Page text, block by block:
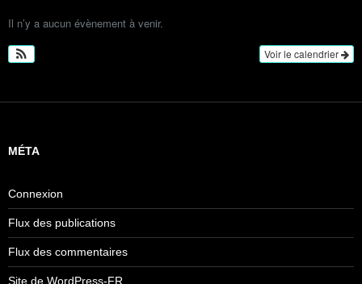
Il n’y a aucun évènement à venir.
Voir le calendrier
MÉTA
Connexion
Flux des publications
Flux des commentaires
Site de WordPress-FR